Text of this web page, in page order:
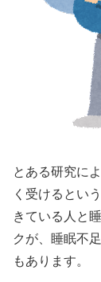
とある研究に
く受けるとい
きている人と
クが、睡眠不
もあります。